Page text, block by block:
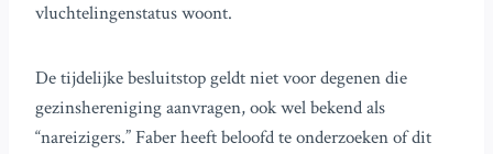
vluchtelingenstatus woont.
De tijdelijke besluitstop geldt niet voor degenen die
gezinshereniging aanvragen, ook wel bekend als
“nareizigers.” Faber heeft beloofd te onderzoeken of dit